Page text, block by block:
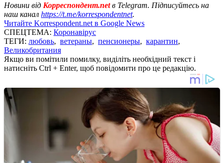
Новини від Корреспондент.netв Telegram. Підписуйтесь на
наш канал https://t.me/korrespondentnet.
Читайте Korrespondent.net в Google News
СПЕЦТЕМА: Коронавірус
ТЕГИ: любовь, ветераны, пенсионеры, карантин,
Великобритания
Якщо ви помітили помилку, виділіть необхідний текст і
натисніть Ctrl + Enter, щоб повідомити про це редакцію.